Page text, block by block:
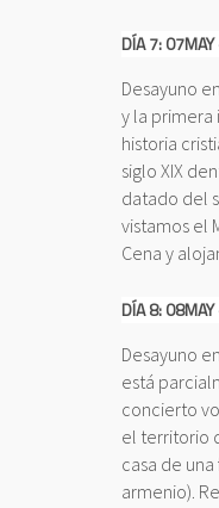
DÍA 7:
Desayuno
y la primera
historia
siglo XIX
datado del
vistamos el
Cena y
DÍA 8:
Desayuno
está
concierto
el territorio
casa de
armenio).